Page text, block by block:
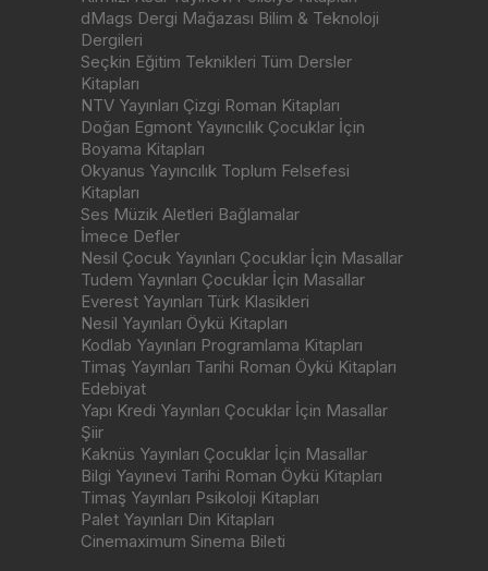
dMags Dergi Mağazası Bilim & Teknoloji
Dergileri
Seçkin Eğitim Teknikleri Tüm Dersler
Kitapları
NTV Yayınları Çizgi Roman Kitapları
Doğan Egmont Yayıncılık Çocuklar İçin
Boyama Kitapları
Okyanus Yayıncılık Toplum Felsefesi
Kitapları
Ses Müzik Aletleri Bağlamalar
İmece Defler
Nesil Çocuk Yayınları Çocuklar İçin Masallar
Tudem Yayınları Çocuklar İçin Masallar
Everest Yayınları Türk Klasikleri
Nesil Yayınları Öykü Kitapları
Kodlab Yayınları Programlama Kitapları
Timaş Yayınları Tarihi Roman Öykü Kitapları
Edebiyat
Yapı Kredi Yayınları Çocuklar İçin Masallar
Şiir
Kaknüs Yayınları Çocuklar İçin Masallar
Bilgi Yayınevi Tarihi Roman Öykü Kitapları
Timaş Yayınları Psikoloji Kitapları
Palet Yayınları Din Kitapları
Cinemaximum Sinema Bileti